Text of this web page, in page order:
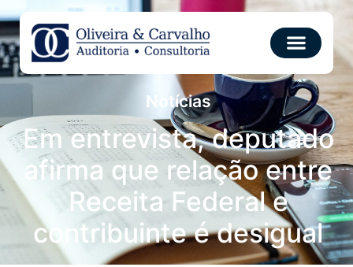
Notícias
Em entrevista, deputado
afirma que relação entre
Receita Federal e
contribuinte é desigual